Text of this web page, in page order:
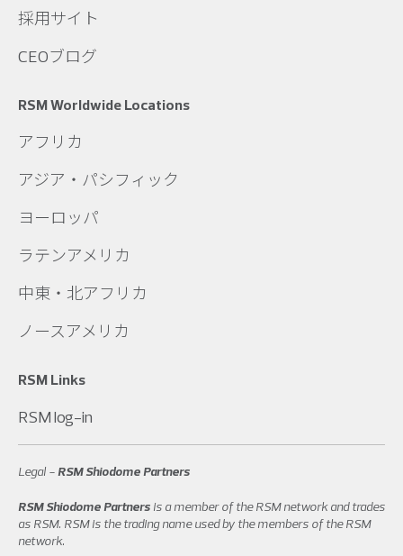
採用サイト
CEOブログ
RSM Worldwide Locations
アフリカ
アジア・パシフィック
ヨーロッパ
ラテンアメリカ
中東・北アフリカ
ノースアメリカ
RSM Links
RSM log-in
Legal -RSM Shiodome Partners
RSM Shiodome Partners is a member of the RSM network and trades
as RSM. RSM is the trading name used by the members of the RSM
network.